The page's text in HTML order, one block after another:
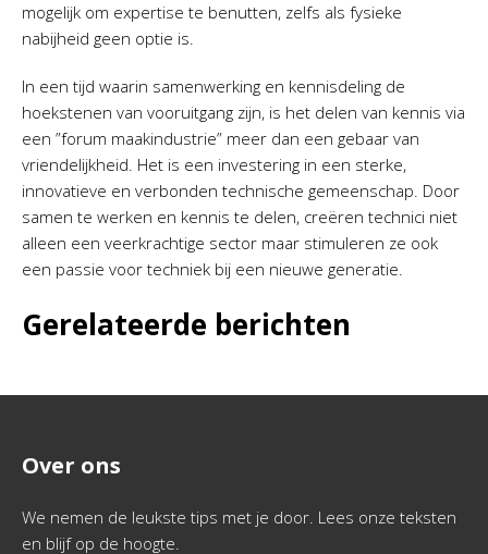
mogelijk om expertise te benutten, zelfs als fysieke
nabijheid geen optie is.
In een tijd waarin samenwerking en kennisdeling de
hoekstenen van vooruitgang zijn, is het delen van kennis via
een ”forum maakindustrie” meer dan een gebaar van
vriendelijkheid. Het is een investering in een sterke,
innovatieve en verbonden technische gemeenschap. Door
samen te werken en kennis te delen, creëren technici niet
alleen een veerkrachtige sector maar stimuleren ze ook
een passie voor techniek bij een nieuwe generatie.
Gerelateerde berichten
Over ons
We nemen de leukste tips met je door. Lees onze teksten
en blijf op de hoogte.